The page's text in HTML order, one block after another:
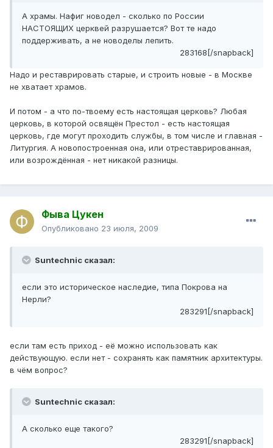
А храмы. Нафиг новодел - сколько по России
НАСТОЯЩИХ церквей разрушается? Вот те надо
поддерживать, а не новоделы лепить.
283168[/snapback]
Надо и реставрировать старые, и строить новые - в Москве
не хватает храмов.
И потом - а что по-твоему есть настоящая церковь? Любая
церковь, в которой освящён Престол - есть настоящая
церковь, где могут проходить службы, в том числе и главная -
Литургия. А новопостроенная она, или отреставрированная,
или возрождённая - нет никакой разницы.
Фыва Цукен
Опубликовано 23 июля, 2009
Suntechnic сказал:
если это историческое наследие, типа Покрова на
Нерли?
283291[/snapback]
если там есть приход - её можно использовать как
действующую. если нет - сохранять как памятник архитектуры.
в чём вопрос?
Suntechnic сказал:
А сколько еще такого?
283291[/snapback]